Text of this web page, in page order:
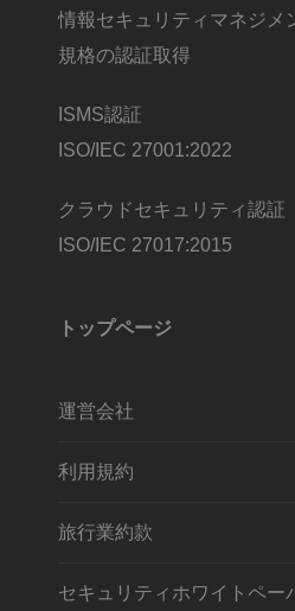
情報セキュリティマネジメ
規格の認証取得
ISMS認証
ISO/IEC 27001:2022
クラウドセキュリティ認証
ISO/IEC 27017:2015
トップページ
運営会社
利用規約
旅行業約款
セキュリティホワイトペー